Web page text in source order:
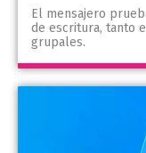
El mensajero
de escritura, tanto
grupales.